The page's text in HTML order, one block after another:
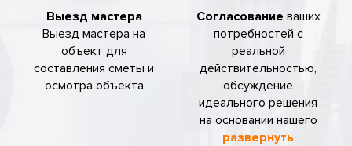
Выезд мастера
Выезд мастера на
объект для
составления сметы и
осмотра объекта
Согласование ваших
потребностей с
реальной
действительностью,
обсуждение
идеального решения
на основании нашего
развернуть